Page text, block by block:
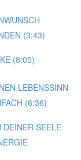
(3:43)
(8:05)
LEBENSSINN
(6:36)
SEELE